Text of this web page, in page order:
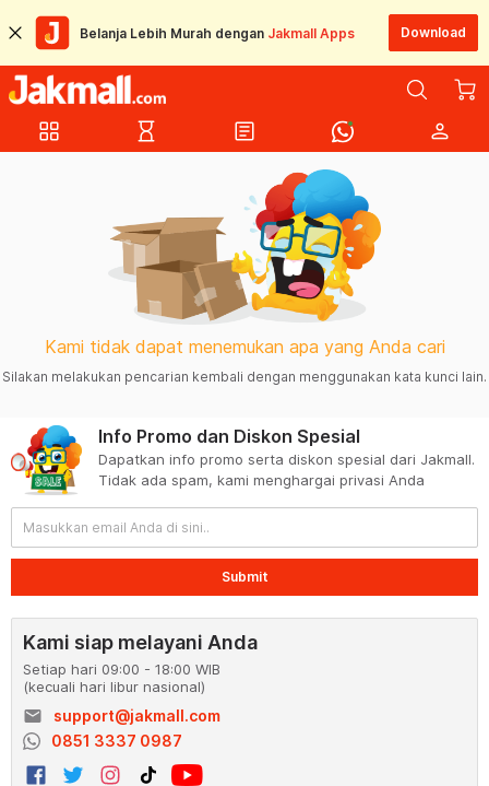
Belanja Lebih Murah dengan Jakmall Apps Download
grid_view hourglass_empty article person
Kami tidak dapat menemukan apa yang Anda cari
Silakan melakukan pencarian kembali dengan menggunakan kata kunci lain.
Info Promo dan Diskon Spesial
Dapatkan info promo serta diskon spesial dari Jakmall.
Tidak ada spam, kami menghargai privasi Anda
Submit
Kami siap melayani Anda
Setiap hari 09:00 - 18:00 WIB
(kecuali hari libur nasional)
email
support@jakmall.com
0851 3337 0987